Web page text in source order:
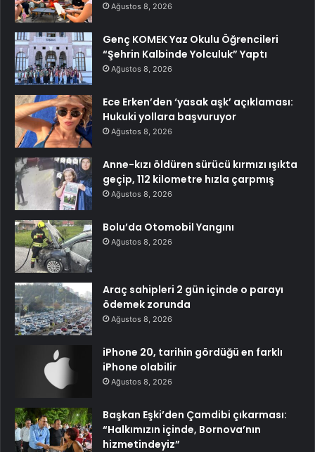
Ağustos 8, 2026
Genç KOMEK Yaz Okulu Öğrencileri
“Şehrin Kalbinde Yolculuk” Yaptı
Ağustos 8, 2026
Ece Erken’den ‘yasak aşk’ açıklaması:
Hukuki yollara başvuruyor
Ağustos 8, 2026
Anne-kızı öldüren sürücü kırmızı ışıkta
geçip, 112 kilometre hızla çarpmış
Ağustos 8, 2026
Bolu’da Otomobil Yangını
Ağustos 8, 2026
Araç sahipleri 2 gün içinde o parayı
ödemek zorunda
Ağustos 8, 2026
iPhone 20, tarihin gördüğü en farklı
iPhone olabilir
Ağustos 8, 2026
Başkan Eşki’den Çamdibi çıkarması:
“Halkımızın içinde, Bornova’nın
hizmetindeyiz”